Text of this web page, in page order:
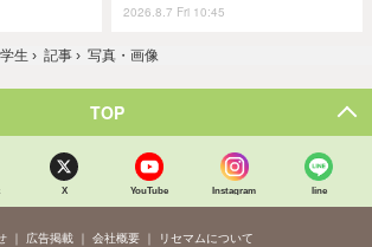
2026.8.7 Fri 10:45
生 › 記事 › 写真・画像
TOP
X YouTube Instagram line
広告掲載 会社概要
リセマムについて